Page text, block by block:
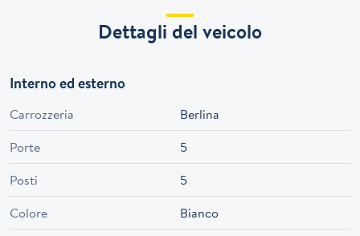
Dettagli del veicolo
Interno ed esterno
Carrozzeria
Berlina
Porte
5
Posti
5
Colore
Bianco